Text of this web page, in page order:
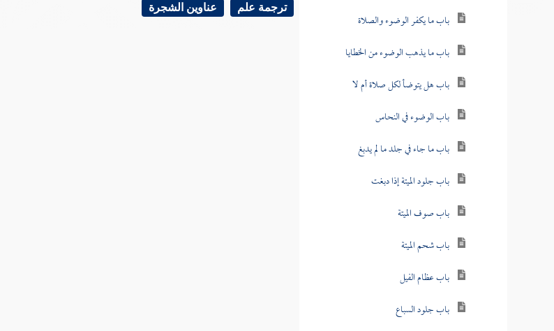
باب ما يكفر الوضوء والصلاة
باب ما يذهب الوضوء من الخطايا
باب هل يتوضأ لكل صلاة أم لا
باب الوضوء في النحاس
باب ما جاء في جلد ما لم يدبغ
باب جلود الميتة إذا دبغت
باب صوف الميتة
باب شحم الميتة
باب عظام الفيل
باب جلود السباع
ترجمة علم عناوين الشجرة